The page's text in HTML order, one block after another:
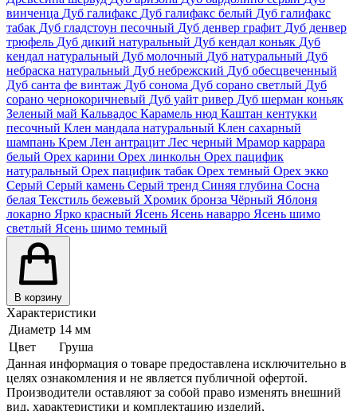
винченца Дуб галифакс Дуб галифакс белый Дуб галифакс
табак Дуб гладстоун песочный Дуб денвер графит Дуб денвер
трюфель Дуб дикий натуральный Дуб кендал коньяк Дуб
кендал натуральный Дуб молочный Дуб натуральный Дуб
небраска натуральный Дуб небрежский Дуб обесцвеченный
Дуб санта фе винтаж Дуб сонома Дуб сорано светлый Дуб
сорано чернокоричневый Дуб уайт ривер Дуб шерман коньяк
Зеленый май Кальвадос Карамель нюд Каштан кентукки
песочный Клен мандала натуральный Клен сахарный
шампань Крем Лен антрацит Лес черный Мрамор каррара
белый Орех карини Орех линкольн Орех пацифик
натуральный Орех пацифик табак Орех темный Орех экко
Серый Серый камень Серый тренд Синяя глубина Сосна
белая Текстиль бежевый Хромик бронза Чёрный Яблоня
локарно Ярко красный Ясень Ясень наварро Ясень шимо
светлый Ясень шимо темный
В корзину
Характеристики
Диаметр 14 мм
Цвет
Груша
Данная информация о товаре предоставлена исключительно в
целях ознакомления и не является публичной офертой.
Производители оставляют за собой право изменять внешний
вид, характеристики и комплектацию изделий,